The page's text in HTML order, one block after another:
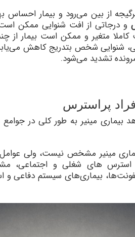
از بین می‌رود و بیمار احساس
و درجاتی از افت شنوایی ممکن است
کاملا متغیر و ممکن است بیمار از
شنوایی شخص بتدریج کاهش
تشدید می‌شود.
پر‌استرس
بیماری مینیر به طور کلی در
مینیر مشخص نیست، ولی
استرس های شغلی و اجتماعی،
بیماری‌های سیستم دفاعی و